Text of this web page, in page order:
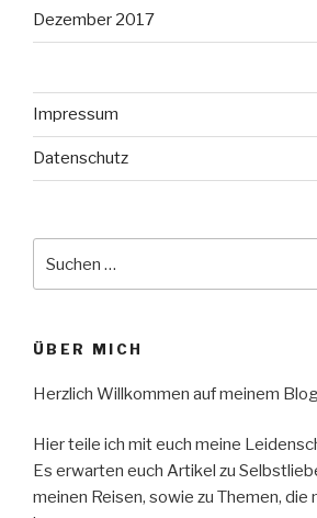
Dezember 2017
Impressum
Datenschutz
nach:
ÜBER MICH
Herzlich Willkommen auf meinem
Hier teile ich mit euch meine
Es erwarten euch Artikel zu
meinen Reisen, sowie zu Themen, die